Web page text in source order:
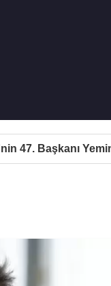
47. Başkanı